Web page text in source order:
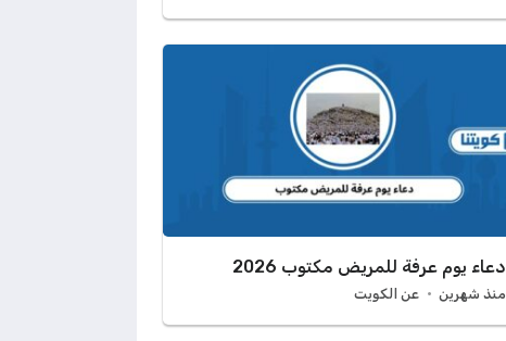
دعاء يوم عرفة للمريض مكتوب 2026
منذ شهرين عن الكويت